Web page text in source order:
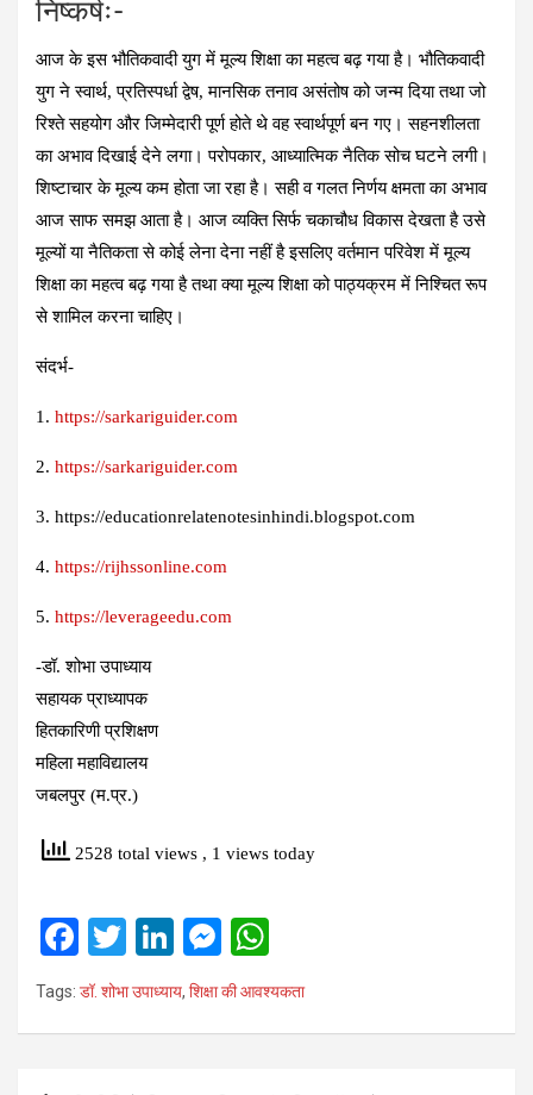
निष्कर्षः-
आज के इस भौतिकवादी युग में मूल्य शिक्षा का महत्व बढ़ गया है। भौतिकवादी
युग ने स्वार्थ, प्रतिस्पर्धा द्वेष, मानसिक तनाव असंतोष को जन्म दिया तथा जो
रिश्ते सहयोग और जिम्मेदारी पूर्ण होते थे वह स्वार्थपूर्ण बन गए। सहनशीलता
का अभाव दिखाई देने लगा। परोपकार, आध्यात्मिक नैतिक सोच घटने लगी।
शिष्टाचार के मूल्य कम होता जा रहा है। सही व गलत निर्णय क्षमता का अभाव
आज साफ समझ आता है। आज व्यक्ति सिर्फ चकाचौध विकास देखता है उसे
मूल्यों या नैतिकता से कोई लेना देना नहीं है इसलिए वर्तमान परिवेश में मूल्य
शिक्षा का महत्व बढ़ गया है तथा क्या मूल्य शिक्षा को पाठ्यक्रम में निश्चित रूप
से शामिल करना चाहिए।
संदर्भ-
1. https://sarkariguider.com
2. https://sarkariguider.com
3. https://educationrelatenotesinhindi.blogspot.com
4. https://rijhssonline.com
5. https://leverageedu.com
-डॉ. शोभा उपाध्याय
सहायक प्राध्यापक
हितकारिणी प्रशिक्षण
महिला महाविद्यालय
जबलपुर (म.प्र.)
2528 total views , 1 views today
F
a
ce
T
wi
tt
Li
n
ke
M
es
se
h
at
Tags: डॉ. शोभा उपाध्‍याय, शिक्षा की आवश्‍यकता